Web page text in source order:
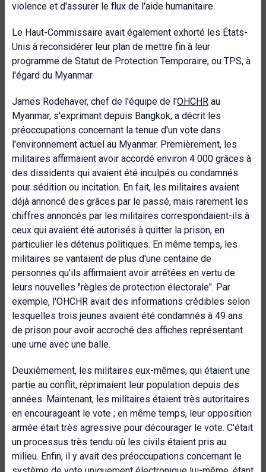
violence et d'assurer le flux de l'aide humanitaire.
Le Haut-Commissaire avait également exhorté les États-
Unis à reconsidérer leur plan de mettre fin à leur
programme de Statut de Protection Temporaire, ou TPS, à
l'égard du Myanmar.
James Rodehaver, chef de l'équipe de l'OHCHR au
Myanmar, s'exprimant depuis Bangkok, a décrit les
préoccupations concernant la tenue d'un vote dans
l'environnement actuel au Myanmar. Premièrement, les
militaires affirmaient avoir accordé environ 4 000 grâces à
des dissidents qui avaient été inculpés ou condamnés
pour sédition ou incitation. En fait, les militaires avaient
déjà annoncé des grâces par le passé, mais rarement les
chiffres annoncés par les militaires correspondaient-ils à
ceux qui avaient été autorisés à quitter la prison, en
particulier les détenus politiques. En même temps, les
militaires se vantaient de plus d'une centaine de
personnes qu'ils affirmaient avoir arrêtées en vertu de
leurs nouvelles "règles de protection électorale". Par
exemple, l'OHCHR avait des informations crédibles selon
lesquelles trois jeunes avaient été condamnés à 49 ans
de prison pour avoir accroché des affiches représentant
une urne avec une balle.
Deuxièmement, les militaires eux-mêmes, qui étaient une
partie au conflit, réprimaient leur population depuis des
années. Maintenant, les militaires étaient très autoritaires
en encourageant le vote ; en même temps, leur opposition
armée était très agressive pour décourager le vote. C'était
un processus très tendu où les civils étaient pris au
milieu. Enfin, il y avait des préoccupations concernant le